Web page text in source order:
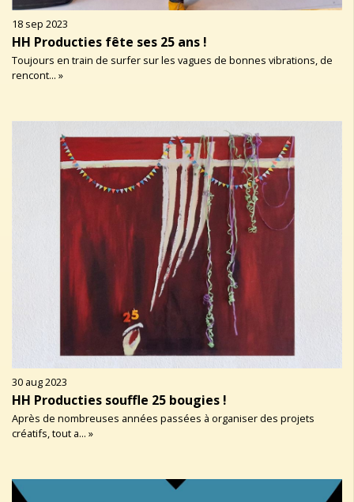
18 sep 2023
HH Producties fête ses 25 ans !
Toujours en train de surfer sur les vagues de bonnes vibrations, de
rencont... »
30 aug 2023
HH Producties souffle 25 bougies !
Après de nombreuses années passées à organiser des projets
créatifs, tout a... »